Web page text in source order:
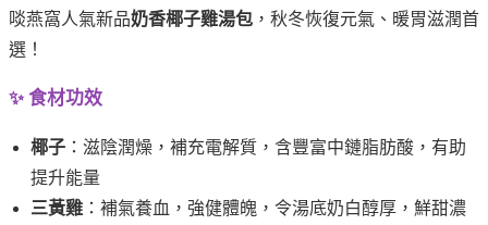
啖燕窩人氣新品奶香椰子雞湯包 ，秋冬恢復元氣、暖胃滋潤首
選！
✨ 食材功效
椰子 ：滋陰潤燥，補充電解質，含豐富中鏈脂肪酸，有助
提升能量
三黃雞 ：補氣養血，強健體魄，令湯底奶白醇厚，鮮甜濃